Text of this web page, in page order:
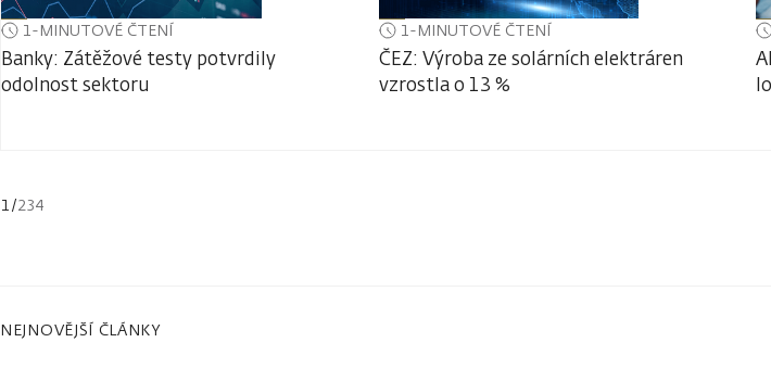
1-MINUTOVÉ ČTENÍ
Banky: Zátěžové testy potvrdily
odolnost sektoru
1-MINUTOVÉ ČTENÍ
ČEZ: Výroba ze solárních elektráren
vzrostla o 13 %
1 /234
NEJNOVĚJŠÍ ČLÁNKY